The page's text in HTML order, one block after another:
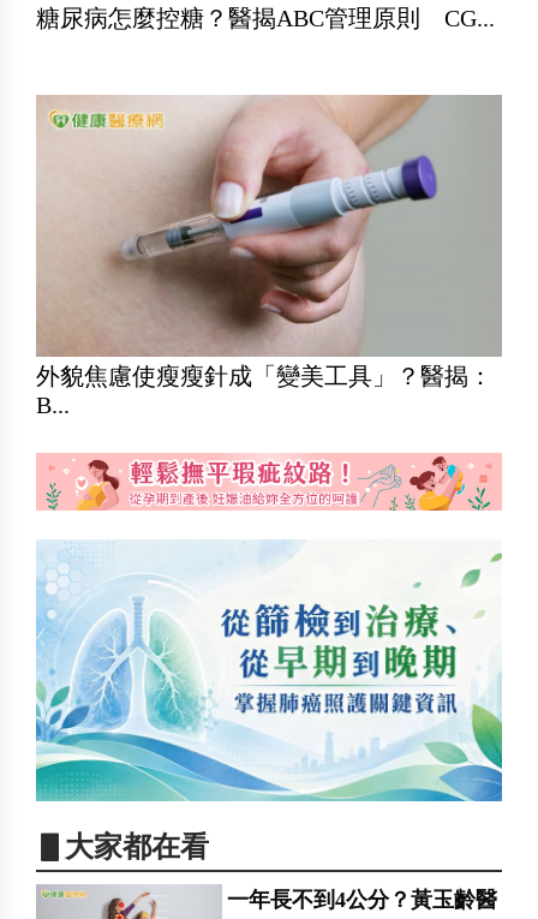
糖尿病怎麼控糖？醫揭ABC管理原則 CG...
外貌焦慮使瘦瘦針成「變美工具」？醫揭：
B...
▋大家都在看
一年長不到4公分？黃玉齡醫